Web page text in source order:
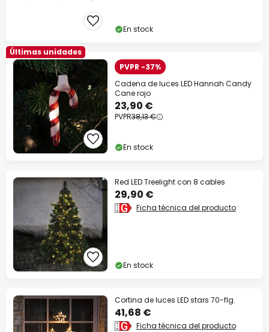
En stock
Últimas unidades
PVPR -37%
Cadena de luces LED Hannah Candy
Cane rojo
23,90 €
PVPR38,13 €
En stock
Red LED Treelight con 8 cables
29,90 €
Ficha técnica del producto
En stock
Cortina de luces LED stars 70-flg.
41,68 €
Ficha técnica del producto